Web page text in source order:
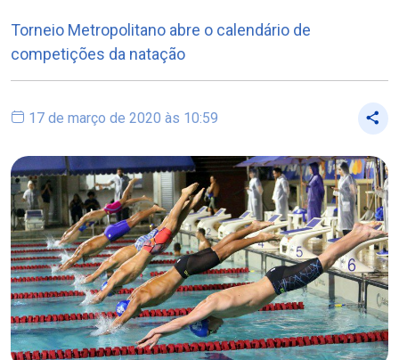
Torneio Metropolitano abre o calendário de
competições da natação
17 de março de 2020 às 10:59